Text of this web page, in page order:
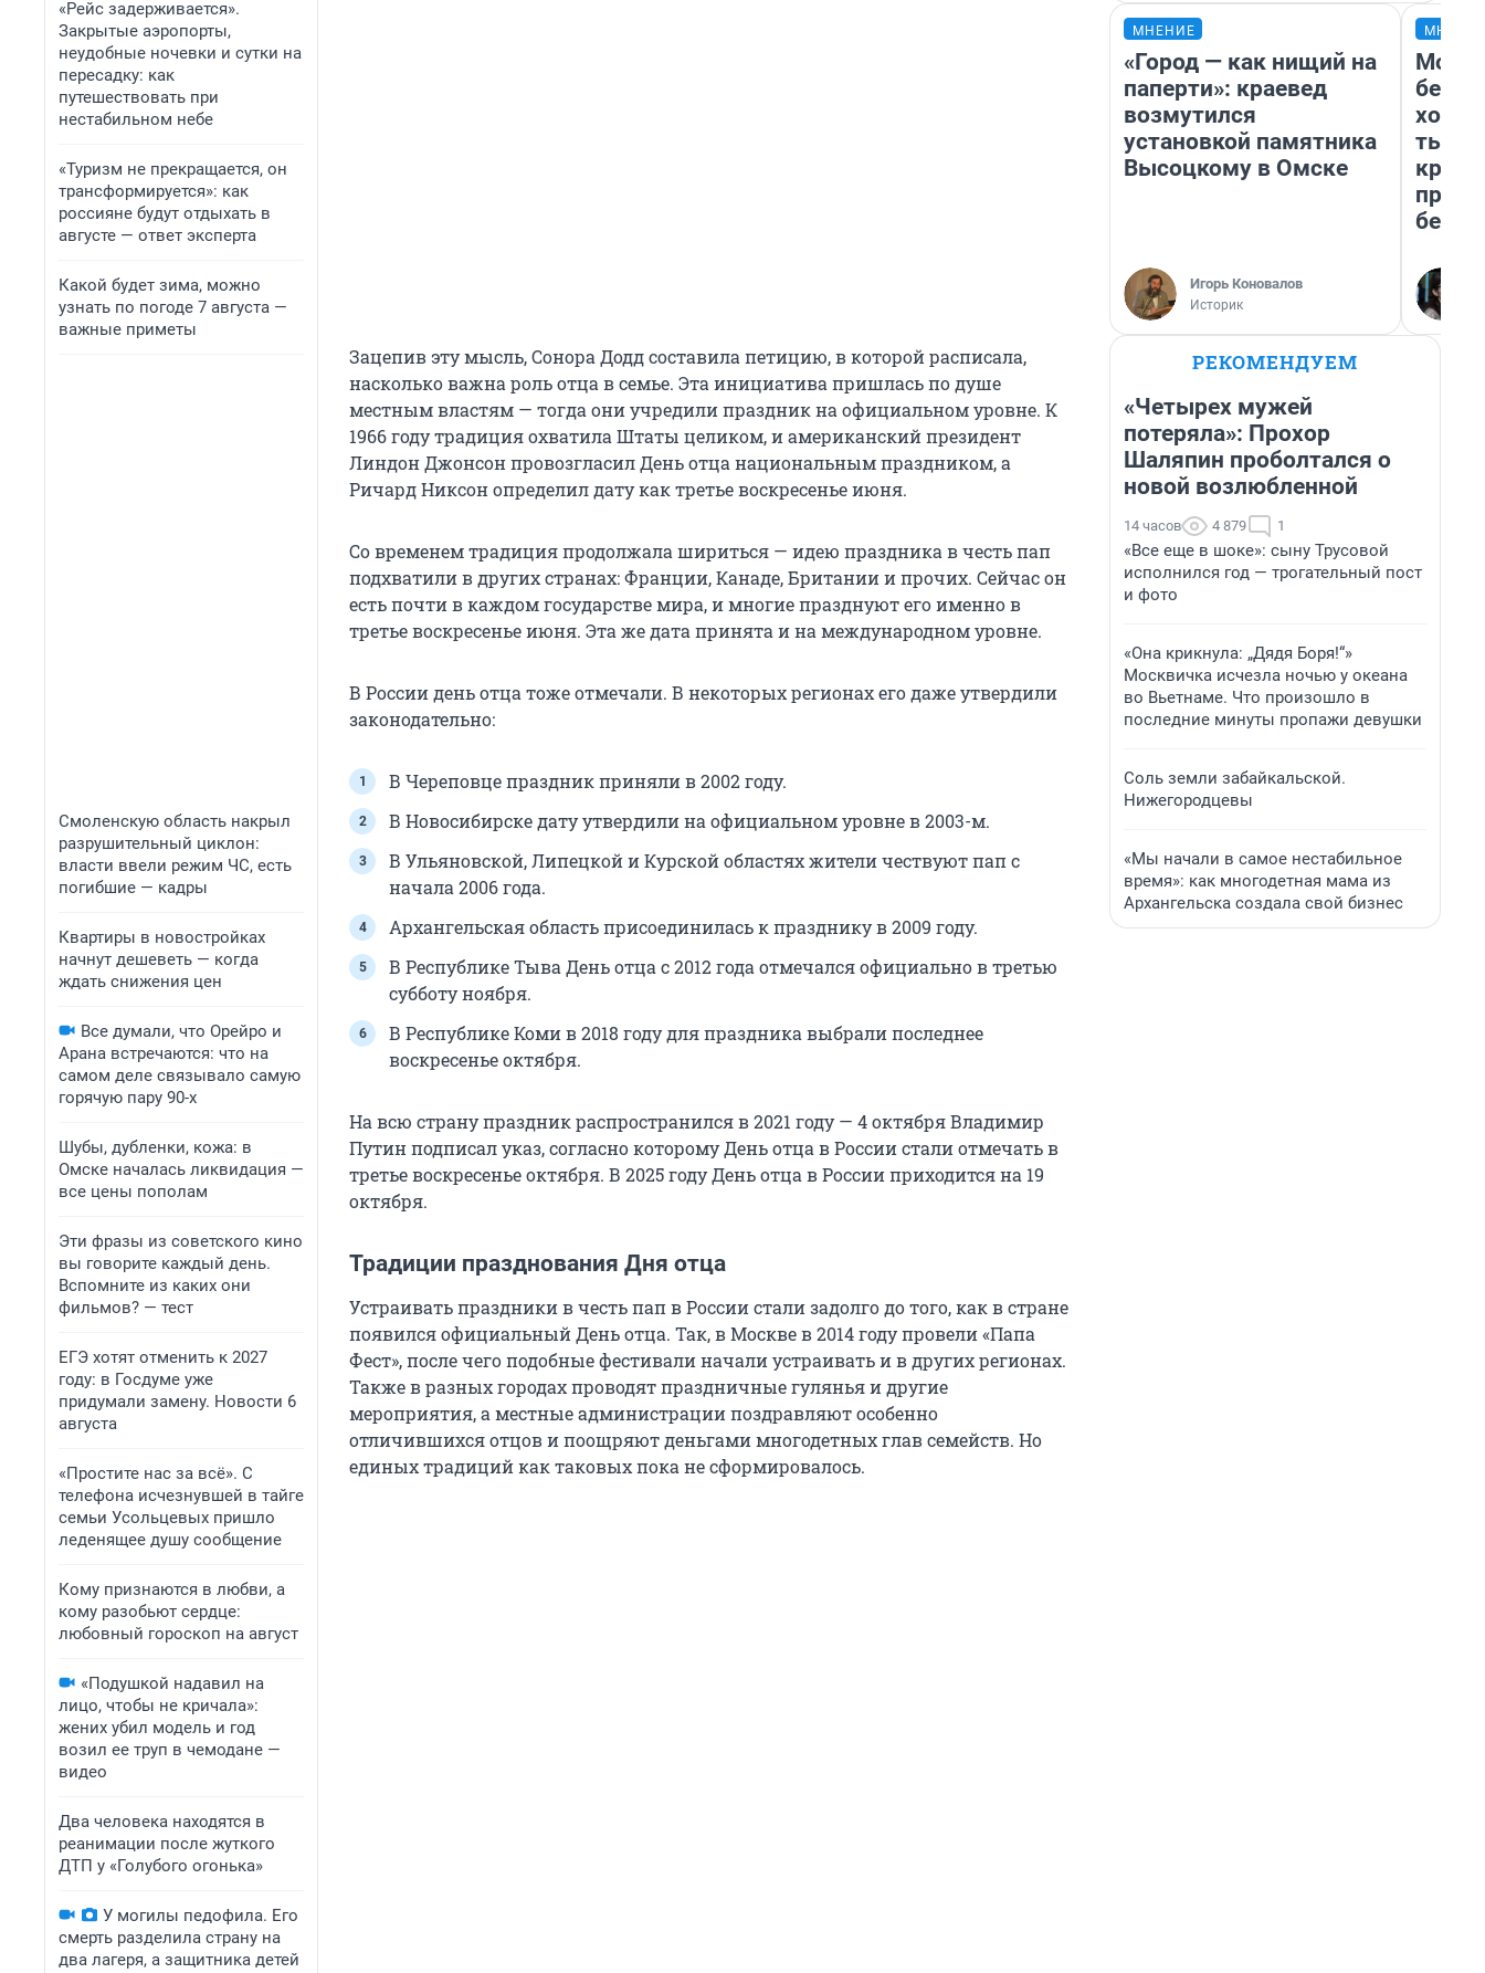
«Рейс задерживается».
Закрытые аэропорты,
неудобные ночевки и сутки на
пересадку: как
путешествовать при
нестабильном небе
«Туризм не прекращается, он
трансформируется»: как
россияне будут отдыхать в
августе — ответ эксперта
Какой будет зима, можно
узнать по погоде 7 августа —
важные приметы
Смоленскую область накрыл
разрушительный циклон:
власти ввели режим ЧС, есть
погибшие — кадры
Квартиры в новостройках
начнут дешеветь — когда
ждать снижения цен
Все думали, что Орейро и
Арана встречаются: что на
самом деле связывало самую
горячую пару 90-х
Шубы, дубленки, кожа: в
Омске началась ликвидация —
все цены пополам
Эти фразы из советского кино
вы говорите каждый день.
Вспомните из каких они
фильмов? — тест
ЕГЭ хотят отменить к 2027
году: в Госдуме уже
придумали замену. Новости 6
августа
«Простите нас за всё». С
телефона исчезнувшей в тайге
семьи Усольцевых пришло
леденящее душу сообщение
Кому признаются в любви, а
кому разобьют сердце:
любовный гороскоп на август
«Подушкой надавил на
лицо, чтобы не кричала»:
жених убил модель и год
возил ее труп в чемодане —
видео
Два человека находятся в
реанимации после жуткого
ДТП у «Голубого огонька»
У могилы педофила. Его
смерть разделила страну на
два лагеря, а защитника детей
Зацепив эту мысль, Сонора Додд составила петицию, в которой расписала,
насколько важна роль отца в семье. Эта инициатива пришлась по душе
местным властям — тогда они учредили праздник на официальном уровне. К
1966 году традиция охватила Штаты целиком, и американский президент
Линдон Джонсон провозгласил День отца национальным праздником, а
Ричард Никсон определил дату как третье воскресенье июня.
Со временем традиция продолжала шириться — идею праздника в честь пап
подхватили в других странах: Франции, Канаде, Британии и прочих. Сейчас он
есть почти в каждом государстве мира, и многие празднуют его именно в
третье воскресенье июня. Эта же дата принята и на международном уровне.
В России день отца тоже отмечали. В некоторых регионах его даже утвердили
законодательно:
В Череповце праздник приняли в 2002 году.
В Новосибирске дату утвердили на официальном уровне в 2003-м.
В Ульяновской, Липецкой и Курской областях жители чествуют пап с
начала 2006 года.
Архангельская область присоединилась к празднику в 2009 году.
В Республике Тыва День отца с 2012 года отмечался официально в третью
субботу ноября.
В Республике Коми в 2018 году для праздника выбрали последнее
воскресенье октября.
На всю страну праздник распространился в 2021 году — 4 октября Владимир
Путин подписал указ, согласно которому День отца в России стали отмечать в
третье воскресенье октября. В 2025 году День отца в России приходится на 19
октября.
Традиции празднования Дня отца
Устраивать праздники в честь пап в России стали задолго до того, как в стране
появился официальный День отца. Так, в Москве в 2014 году провели «Папа
Фест», после чего подобные фестивали начали устраивать и в других регионах.
Также в разных городах проводят праздничные гулянья и другие
мероприятия, а местные администрации поздравляют особенно
отличившихся отцов и поощряют деньгами многодетных глав семейств. Но
единых традиций как таковых пока не сформировалось.
МНЕНИЕ
«Город — как нищий на
паперти»: краевед
возмутился
установкой памятника
Высоцкому в Омске
Игорь Коновалов
Историк
Мой
РЕКОМЕНДУЕМ
«Четырех мужей
потеряла»: Прохор
Шаляпин проболтался о
новой возлюбленной
14 часов 4 879 1
«Все еще в шоке»: сыну Трусовой
исполнился год — трогательный пост
и фото
«Она крикнула: „Дядя Боря!“»
Москвичка исчезла ночью у океана
во Вьетнаме. Что произошло в
последние минуты пропажи девушки
Соль земли забайкальской.
Нижегородцевы
«Мы начали в самое нестабильное
время»: как многодетная мама из
Архангельска создала свой бизнес